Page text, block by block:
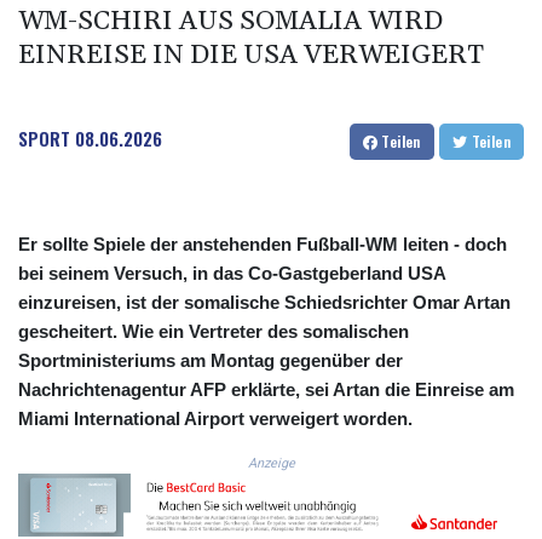
CLP
CNY 7.801146
CRC 523.993489
CZK 24.258158
DJF 205.267449
DKK 7.477932
DOP 67.289164
DZD 152.967099
EGP 57.293288
ERN 17.342035
FJD 2.553384
GBP 0.858527
WM-SCHIRI AUS SOMALIA WIRD
EINREISE IN DIE USA VERWEIGERT
SPORT 08.06.2026 Teilen Teilen
Er sollte Spiele der anstehenden Fußball-WM leiten - doch
bei seinem Versuch, in das Co-Gastgeberland USA
einzureisen, ist der somalische Schiedsrichter Omar Artan
gescheitert. Wie ein Vertreter des somalischen
Sportministeriums am Montag gegenüber der
Nachrichtenagentur AFP erklärte, sei Artan die Einreise am
Miami International Airport verweigert worden.
Anzeige